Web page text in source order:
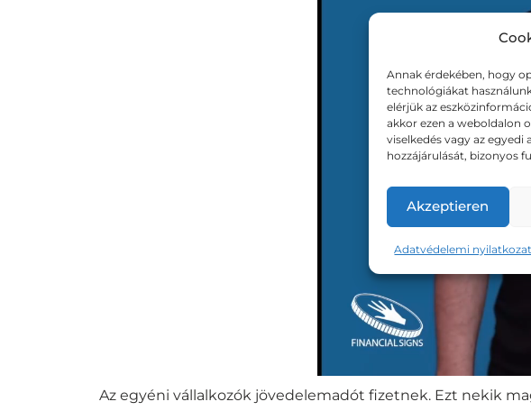
Annak érdekében, hogy
technológiákat
elérjük az
akkor ezen a weboldalon
viselkedés vagy az egyedi
hozzájárulását, bizonyos
Akzeptieren
Adatvédelemi
Az egyéni vállalkozók jövedelemadót fizetnek. Ezt nekik